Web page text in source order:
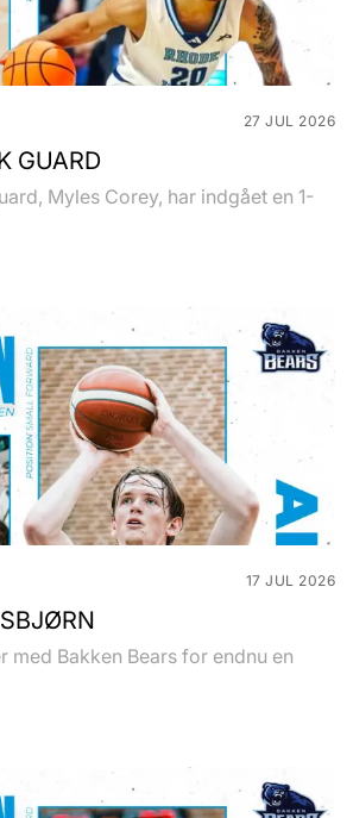
27 JUL 2026
GUARD
Myles Corey, har indgået en 1-
17 JUL 2026
med Bakken Bears for endnu en